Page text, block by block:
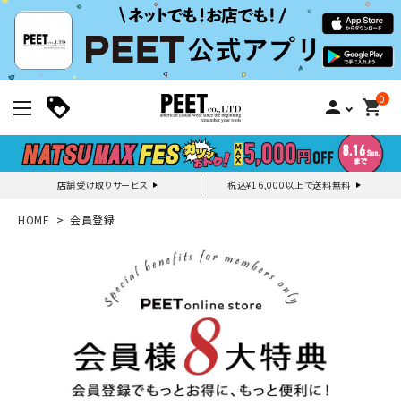
person 0
shopping_cart
店舗受け取りサービス 税込¥16,000以上で送料無料
新規会員登録｜ログイン
search
詳しい条件から探す
HOME 会員登録